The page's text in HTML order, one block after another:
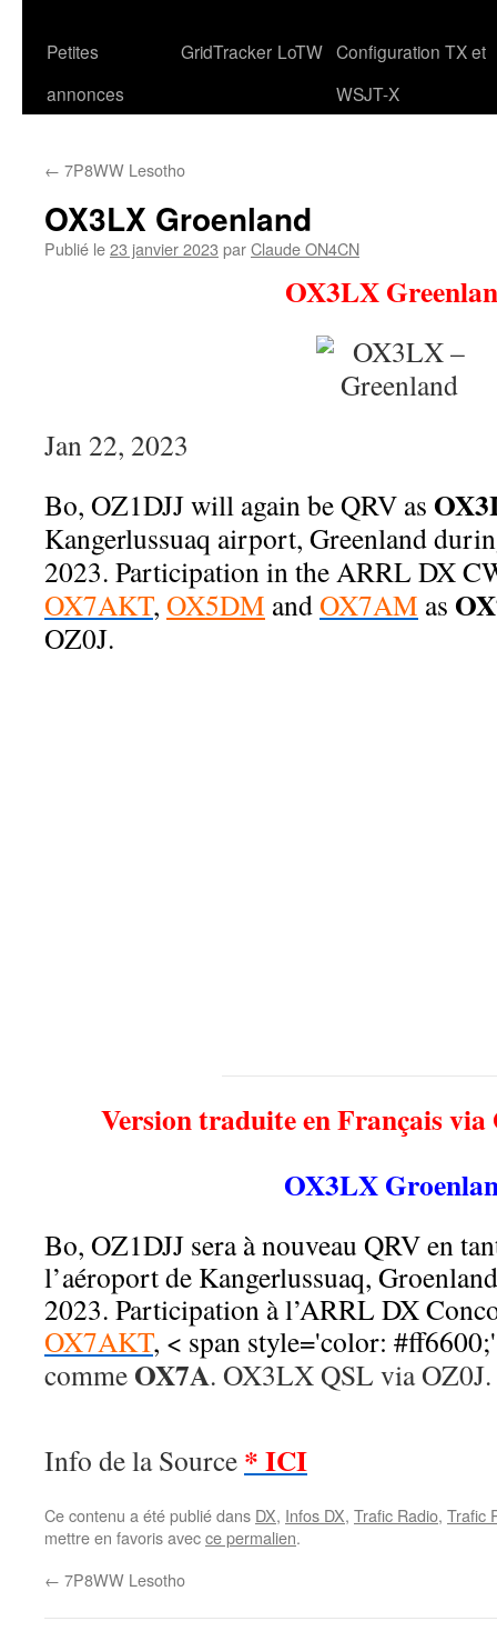
Petites
annonces
GridTracker LoTW Configuration TX et
WSJT-X
← 7P8WW Lesotho
OX3LX Groenland
Publié le23 janvier 2023 parClaude ON4CN
OX3LX
Jan 22, 2023
Bo, OZ1DJJ will again be QRV as
Kangerlussuaq airport, Greenland
2023. Participation in the ARRL DX
OX7AKT, OX5DM andOX7AM as
OZ0J.
Version traduite en Français via
OX3LX
Bo, OZ1DJJ sera à nouveau QRV en
l’aéroport de Kangerlussuaq,
2023. Participation à l’ARRL DX
OX7AKT, < span style='color:
comme OX7A. OX3LX QSL via OZ0J.
Info de la Source * ICI
Ce contenu a été publié dans DX, Infos DX, Trafic Radio, Trafic
mettre en favoris avecce permalien.
← 7P8WW Lesotho